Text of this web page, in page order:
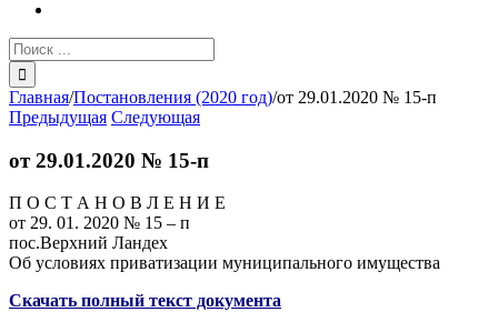
Результат
поиска:
Главная/Постановления (2020 год)/от 29.01.2020 № 15-п
Предыдущая Следующая
от 29.01.2020 № 15-п
П О С Т А Н О В Л Е Н И Е
от 29. 01. 2020 № 15 – п
пос.Верхний Ландех
Об условиях приватизации муниципального имущества
Скачать полный текст документа